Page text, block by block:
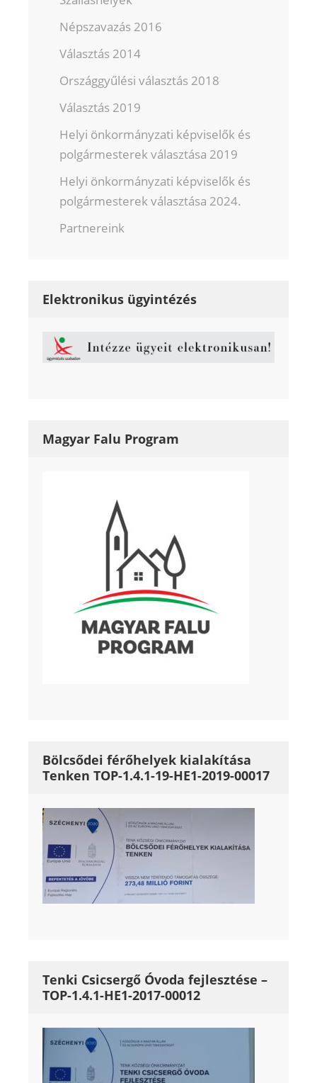
Népszavazás 2016
Választás 2014
Országgyűlési választás 2018
Választás 2019
Helyi önkormányzati képviselők és
polgármesterek választása 2019
Helyi önkormányzati képviselők és
polgármesterek választása 2024.
Partnereink
Elektronikus ügyintézés
Magyar Falu Program
Bölcsődei férőhelyek kialakítása
Tenken TOP-1.4.1-19-HE1-2019-00017
Tenki Csicsergő Óvoda fejlesztése –
TOP-1.4.1-HE1-2017-00012